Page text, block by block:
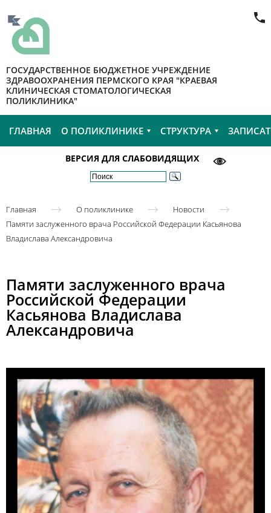
ГОСУДАРСТВЕННОЕ БЮДЖЕТНОЕ УЧРЕЖДЕНИЕ
ЗДРАВООХРАНЕНИЯ ПЕРМСКОГО КРАЯ "КРАЕВАЯ
КЛИНИЧЕСКАЯ СТОМАТОЛОГИЧЕСКАЯ
ПОЛИКЛИНИКА"
ГЛАВНАЯ О ПОЛИКЛИНИКЕ СТРУКТУРА
ВЕРСИЯ ДЛЯ СЛАБОВИДЯЩИХ
Главная О поликлинике
Новости
Памяти заслуженного врача Российской Федерации Касьянова
Владислава Александровича
Памяти заслуженного врача
Российской Федерации
Касьянова Владислава
Александровича